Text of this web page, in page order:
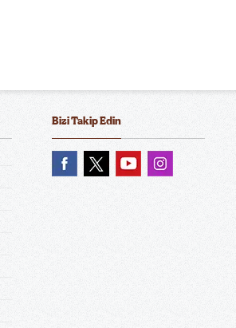
Bizi Takip Edin